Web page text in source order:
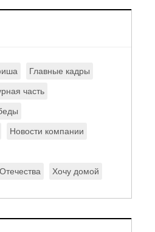
Главные кадры
часть
Новости компании
Хочу домой